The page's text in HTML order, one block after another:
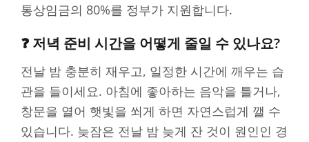
통상임금의 80%를 정부가 지원합니다.
❓ 저녁 준비 시간을 어떻게 줄일 수 있나요?
전날 밤 충분히 재우고, 일정한 시간에 깨우는 습
관을 들이세요. 아침에 좋아하는 음악을 틀거나,
창문을 열어 햇빛을 쐬게 하면 자연스럽게 깰 수
있습니다. 늦잠은 전날 밤 늦게 잔 것이 원인인 경